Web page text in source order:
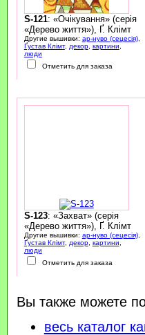
S-121: «Очікування» (серія
«Дерево життя»), Ґ. Клімт
Другие вышивки: ар-нуво (сецесія),
Ґустав Клімт, декор, картини
люди
Отметить для заказа
S-123: «Захват» (серія
«Дерево життя»), Ґ. Клімт
Другие вышивки: ар-нуво (сецесія),
Ґустав Клімт, декор, картини
люди
Отметить для заказа
Вы также можете
весь каталог